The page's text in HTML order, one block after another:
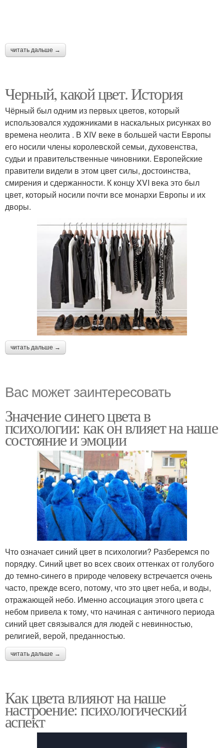
читать дальше →
Черный, какой цвет. История
Чёрный был одним из первых цветов, который
использовался художниками в наскальных рисунках во
времена неолита . В XIV веке в большей части Европы
его носили члены королевской семьи, духовенства,
судьи и правительственные чиновники. Европейские
правители видели в этом цвет силы, достоинства,
смирения и сдержанности. К концу XVI века это был
цвет, который носили почти все монархи Европы и их
дворы.
читать дальше →
Вас может заинтересовать
Значение синего цвета в
психологии: как он влияет на наше
состояние и эмоции
Что означает синий цвет в психологии? Разберемся по
порядку. Синий цвет во всех своих оттенках от голубого
до темно-синего в природе человеку встречается очень
часто, прежде всего, потому, что это цвет неба, и воды,
отражающей небо. Именно ассоциация этого цвета с
небом привела к тому, что начиная с античного периода
синий цвет связывался для людей с невинностью,
религией, верой, преданностью.
читать дальше →
Как цвета влияют на наше
настроение: психологический
аспект